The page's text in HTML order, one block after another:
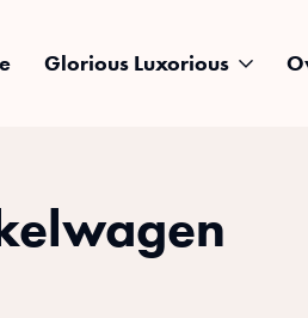
Glorious Luxorious